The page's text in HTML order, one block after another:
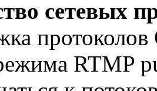
сетевых
RTMP